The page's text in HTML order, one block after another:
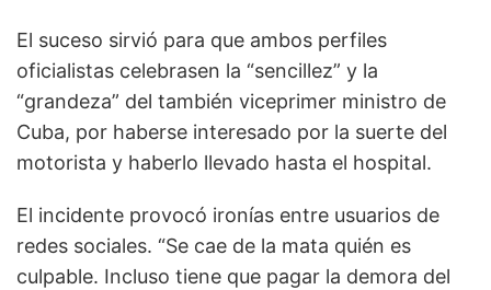
El suceso sirvió para que ambos perfiles
oficialistas celebrasen la “sencillez” y la
“grandeza” del también viceprimer ministro de
Cuba, por haberse interesado por la suerte del
motorista y haberlo llevado hasta el hospital.
El incidente provocó ironías entre usuarios de
redes sociales. “Se cae de la mata quién es
culpable. Incluso tiene que pagar la demora del